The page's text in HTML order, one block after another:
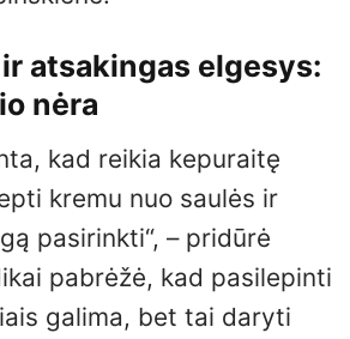
atsakingas elgesys:
nėra
kad reikia kepuraitę
kremu nuo saulės ir
pasirinkti“, – pridūrė
pabrėžė, kad pasilepinti
galima, bet tai daryti